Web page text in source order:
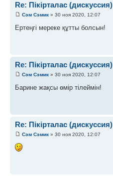
Re: Пікірталас (дискуссия)
Сэм Сэмик » 30 ноя 2020, 12:07
Ертеңгі мереке құтты болсын!
Re: Пікірталас (дискуссия)
Сэм Сэмик » 30 ноя 2020, 12:07
Барине жақсы өмір тілеймін!
Re: Пікірталас (дискуссия)
Сэм Сэмик » 30 ноя 2020, 12:07